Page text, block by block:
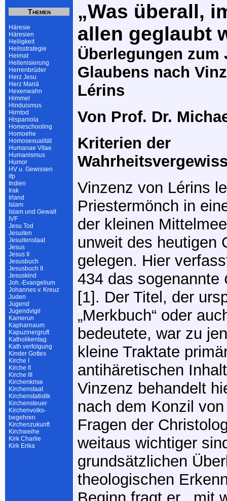
Themen
Häresie
Häresien
Heiligkeit
Heilsstrategie
Heimat
Hellenisierung
Herrenbrüder
Herz Jesu
Herz Mariä
Hexenwahn
Himmel
Hinduismus
Hirntod
Hispaniola
Homeschooling
Homoehe
Homosexualität
Humanae Vitae
Humanismus
Humor
HV u. Gewissen
ifp
Indien
Irak
Irland
Islam
Islam und Gewalt
IVF
Jesu Tod
Jesuiten
Jesuitenstaat
Jesus
Jesus II
Jesusbuch
Jesusbuch II
Jesuskind
Joh.-Evangelium
Johannes v. Kreuz
Juden
Jugend
Jugendvigil
Kamerun
Kapharnaum
Kapuzinergruft
Katholikentag
Kath.verfolgung
Kinder Gottes
Kirche I
Kirche II
Kirche III
Kirchenkrise
Kirchenstaat
Kirchenstatistik
Kirchensteuer
Kirchenvolks-
begehren
Kirchenzukunft
Kirchweihe
Kirk Charlie
Kirk Erika
„Was überall,
allen geglaubt
Überlegungen zum
Glaubens nach
Lérins
Von Prof. Dr.
Kriterien der
Vinzenz von Lérins
Priestermönch in
der kleinen
unweit des heutigen
gelegen. Hier
434 das sogenannte
[1]. Der Titel, der
„Merkbuch“ oder
bedeutete, war zu
kleine Traktate
antihäretischen
Vinzenz behandelt
nach dem Konzil
Fragen der
weitaus wichtiger
grundsätzlichen
theologischen